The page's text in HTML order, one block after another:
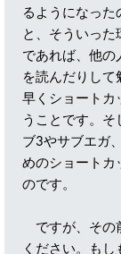
るようになっ
と、そういっ
であれば、他
を読んだりして
早くショートカ
うことです。
ブ3やサブエガ
めのショートカ
のです。
ですが、その
ください。も